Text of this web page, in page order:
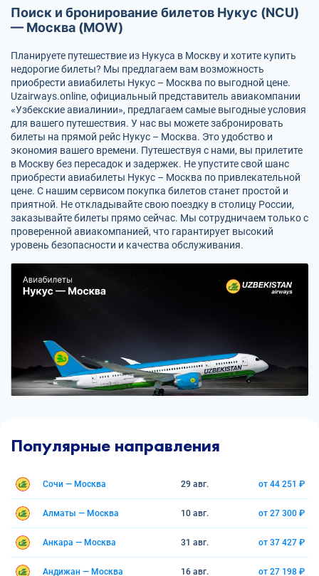
Поиск и бронирование билетов Нукус (NCU)
— Москва (MOW)
Планируете путешествие из Нукуса в Москву и хотите купить
недорогие билеты? Мы предлагаем вам возможность
приобрести авиабилеты Нукус – Москва по выгодной цене.
Uzairways.online, официальный представитель авиакомпании
«Узбекские авиалинии», предлагаем самые выгодные условия
для вашего путешествия. У нас вы можете забронировать
билеты на прямой рейс Нукус – Москва. Это удобство и
экономия вашего времени. Путешествуя с нами, вы прилетите
в Москву без пересадок и задержек. Не упустите свой шанс
приобрести авиабилеты Нукус – Москва по привлекательной
цене. С нашим сервисом покупка билетов станет простой и
приятной. Не откладывайте свою поездку в столицу России,
заказывайте билеты прямо сейчас. Мы сотрудничаем только с
проверенной авиакомпанией, что гарантирует высокий
уровень безопасности и качества обслуживания.
Популярные направления
Сочи — Москва 29 авг. от 44 251 ₽
Алматы — Москва 10 авг. от 27 300 ₽
Анкара — Москва 31 авг. от 37 427 ₽
Андижан — Москва 16 авг. от 27 198 ₽